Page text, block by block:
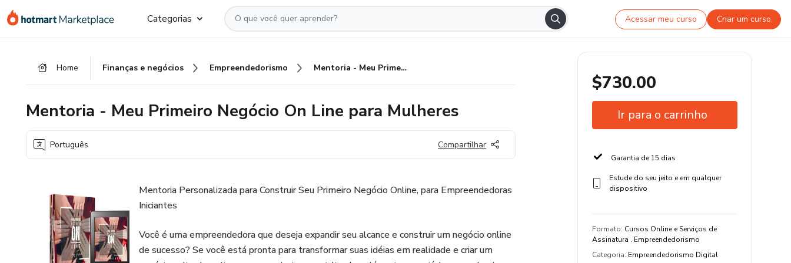
para
para
para
Categorias Acessar meu curso Criar um curso
Home Finanças e negócios Empreendedorismo Mentoria - Meu Primeiro Negócio On Line para Mulheres
Mentoria - Meu Primeiro Negócio On Line para Mulheres
Português Compartilhar
Mentoria Personalizada para Construir Seu Primeiro Negócio Online, para Empreendedoras
Iniciantes
Você é uma empreendedora que deseja expandir seu alcance e construir um negócio online
de sucesso? Se você está pronta para transformar suas idéias em realidade e criar um
$730.00
Ir para o carrinho
Garantia de 15 dias
Estude do seu jeito e em qualquer
dispositivo
Formato: Cursos Online e Serviços de
Assinatura . Empreendedorismo
Categoria: Empreendedorismo Digital